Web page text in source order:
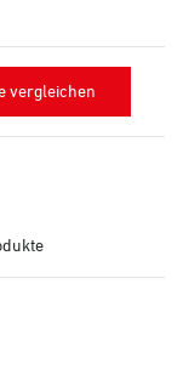
vergleichen